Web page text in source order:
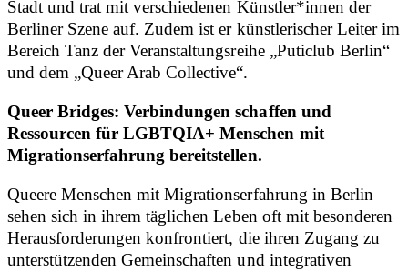
Stadt und trat mit verschiedenen Künstler*innen der
Berliner Szene auf. Zudem ist er künstlerischer Leiter im
Bereich Tanz der Veranstaltungsreihe „Puticlub Berlin“
und dem „Queer Arab Collective“.
Queer Bridges: Verbindungen schaffen und
Ressourcen für LGBTQIA+ Menschen mit
Migrationserfahrung bereitstellen.
Queere Menschen mit Migrationserfahrung in Berlin
sehen sich in ihrem täglichen Leben oft mit besonderen
Herausforderungen konfrontiert, die ihren Zugang zu
unterstützenden Gemeinschaften und integrativen